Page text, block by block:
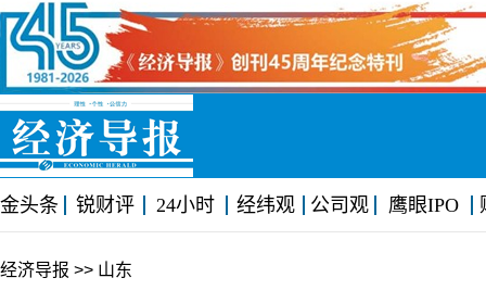
金头条 锐财评 24小时 经纬观 公司观 鹰眼IPO
经济导报 >> 山东